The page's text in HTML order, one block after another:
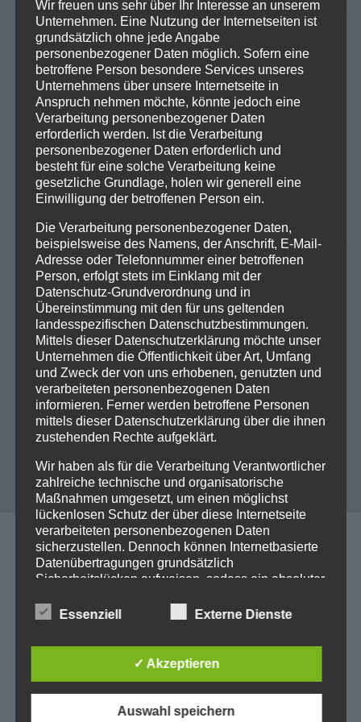
Stella grau 1031302
Stella 1031299
Stella 1031299
Stella roh 1031301
Stella roh 1031301
Stella braun 1032089
Alaska beige-sabbia
Alaska braun-tabacco
Alaska grau-greige
Alaska anthrazit-fumo
Alaska anthrazit-fumo
LVT DESIGNBELAG PERLA
Eiche Caramel
Eiche Umbra
Kontakt
Cooperation Team4
Herzberger Straße 14
Wir freuen uns sehr über Ihr Interesse an unserem
Unternehmen. Eine Nutzung der Internetseiten ist
grundsätzlich ohne jede Angabe
personenbezogener Daten möglich. Sofern eine
betroffene Person besondere Services unseres
Unternehmens über unsere Internetseite in
Anspruch nehmen möchte, könnte jedoch eine
Verarbeitung personenbezogener Daten
erforderlich werden. Ist die Verarbeitung
personenbezogener Daten erforderlich und
besteht für eine solche Verarbeitung keine
gesetzliche Grundlage, holen wir generell eine
Einwilligung der betroffenen Person ein.
Die Verarbeitung personenbezogener Daten,
beispielsweise des Namens, der Anschrift, E-Mail-
Adresse oder Telefonnummer einer betroffenen
Person, erfolgt stets im Einklang mit der
Datenschutz-Grundverordnung und in
Übereinstimmung mit den für uns geltenden
landesspezifischen Datenschutzbestimmungen.
Mittels dieser Datenschutzerklärung möchte unser
Unternehmen die Öffentlichkeit über Art, Umfang
und Zweck der von uns erhobenen, genutzten und
verarbeiteten personenbezogenen Daten
informieren. Ferner werden betroffene Personen
mittels dieser Datenschutzerklärung über die ihnen
zustehenden Rechte aufgeklärt.
Wir haben als für die Verarbeitung Verantwortlicher
zahlreiche technische und organisatorische
Maßnahmen umgesetzt, um einen möglichst
lückenlosen Schutz der über diese Internetseite
verarbeiteten personenbezogenen Daten
sicherzustellen. Dennoch können Internetbasierte
Datenübertragungen grundsätzlich
Sicherheitslücken aufweisen, sodass ein absoluter
diesem Grund steht es jeder betroffenen Person
alternativen Wegen, beispielsweise telefonisch, an
uns zu übermitteln.
Die Datenschutzerklärung beruht auf den
Essenziell Externe Dienste
✓ Akzeptieren
Auswahl speichern